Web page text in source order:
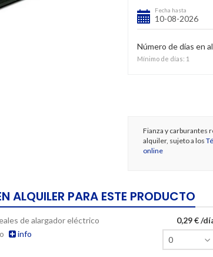
Fecha hasta
Número de días en
Mínimo de días: 1
Fianza y carburantes
alquiler, sujeto a los
online
ALQUILER PARA ESTE PRODUCTO
de alargador eléctrico
info
0,29 € /